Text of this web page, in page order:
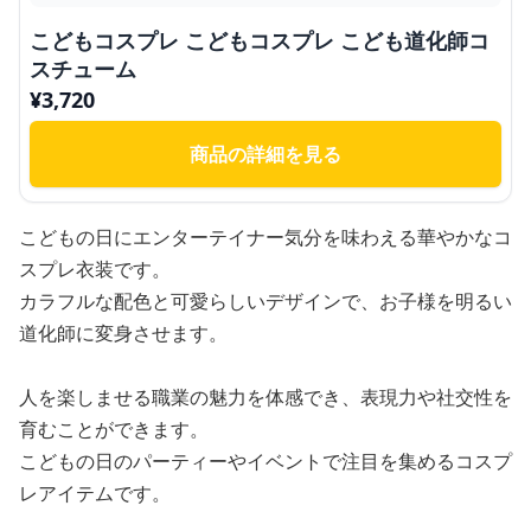
こどもコスプレ こどもコスプレ こども道化師コ
スチューム
¥3,720
商品の詳細を見る
こどもの日にエンターテイナー気分を味わえる華やかなコ
スプレ衣装です。
カラフルな配色と可愛らしいデザインで、お子様を明るい
道化師に変身させます。
人を楽しませる職業の魅力を体感でき、表現力や社交性を
育むことができます。
こどもの日のパーティーやイベントで注目を集めるコスプ
レアイテムです。